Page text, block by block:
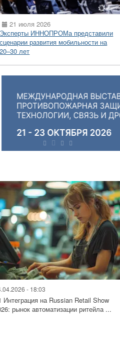
21 июля 2026
Эксперты ИННОПРОМа представили
сценарии развития мобильности на
20–30 лет
- 18:03
Интеграция на Russian Retail Show
рынок автоматизации ритейла ...